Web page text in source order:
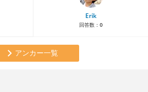
Erik
回答数： 0
アンカー一覧